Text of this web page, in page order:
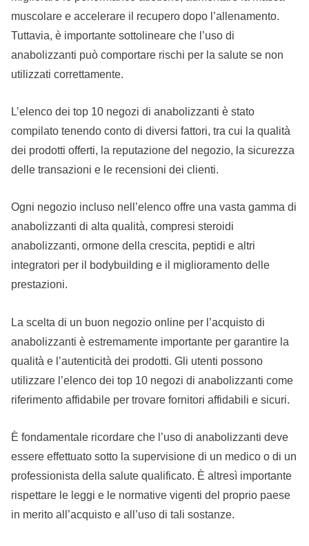
muscolare e accelerare il recupero dopo l’allenamento.
Tuttavia, è importante sottolineare che l’uso di
anabolizzanti può comportare rischi per la salute se non
utilizzati correttamente.
L’elenco dei top 10 negozi di anabolizzanti è stato
compilato tenendo conto di diversi fattori, tra cui la qualità
dei prodotti offerti, la reputazione del negozio, la sicurezza
delle transazioni e le recensioni dei clienti.
Ogni negozio incluso nell’elenco offre una vasta gamma di
anabolizzanti di alta qualità, compresi steroidi
anabolizzanti, ormone della crescita, peptidi e altri
integratori per il bodybuilding e il miglioramento delle
prestazioni.
La scelta di un buon negozio online per l’acquisto di
anabolizzanti è estremamente importante per garantire la
qualità e l’autenticità dei prodotti. Gli utenti possono
utilizzare l’elenco dei top 10 negozi di anabolizzanti come
riferimento affidabile per trovare fornitori affidabili e sicuri.
È fondamentale ricordare che l’uso di anabolizzanti deve
essere effettuato sotto la supervisione di un medico o di un
professionista della salute qualificato. È altresì importante
rispettare le leggi e le normative vigenti del proprio paese
in merito all’acquisto e all’uso di tali sostanze.